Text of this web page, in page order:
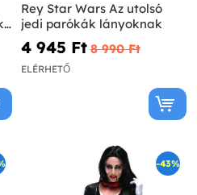
Rey Star Wars Az utolsó
jedi parókák lányoknak
4 945 Ft‎ 8 990 Ft‎
ELÉRHETŐ
-43%